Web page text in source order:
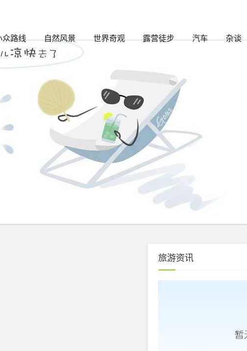
众路线 自然风景 世界奇观 露营徒步 汽车 杂谈
旅游资讯